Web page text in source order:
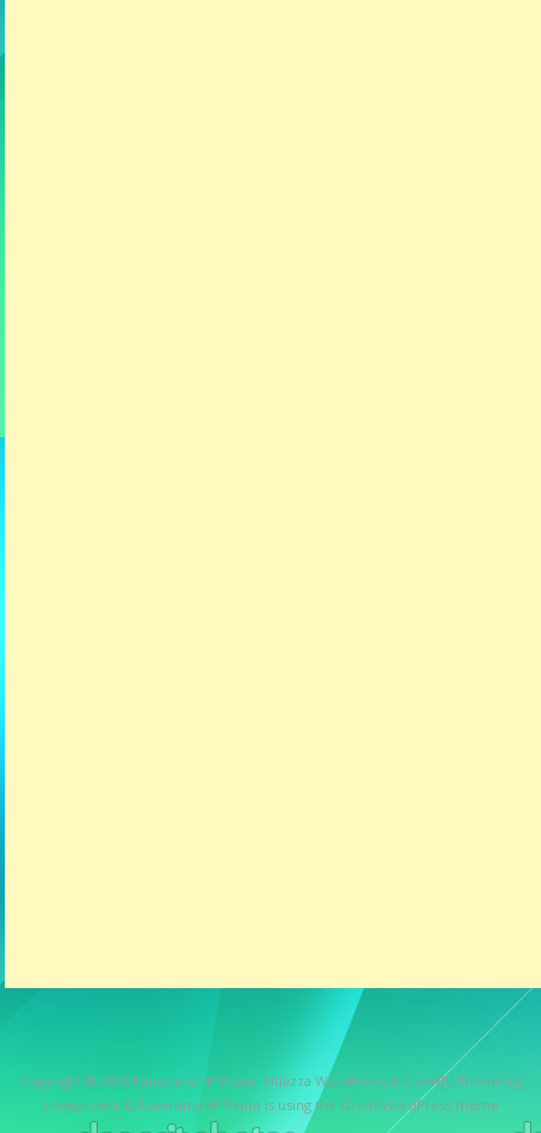
Copyright © 2026 Panorama 4° Piano . Utilizza WordPress& CeeWP, Theme by
ceewp.com & Panorama 4° Piano is using the Great WordPress theme